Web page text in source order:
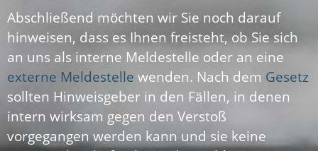
Abschließend möchten wir Sie noch darauf
hinweisen, dass es Ihnen freisteht, ob Sie sich
an uns als interne Meldestelle oder an eine
externe Meldestelle wenden. Nach dem Gesetz
sollten Hinweisgeber in den Fällen, in denen
intern wirksam gegen den Verstoß
vorgegangen werden kann und sie keine